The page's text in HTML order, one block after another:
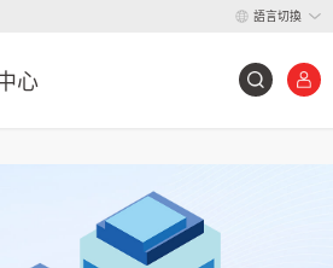
語言切換
心